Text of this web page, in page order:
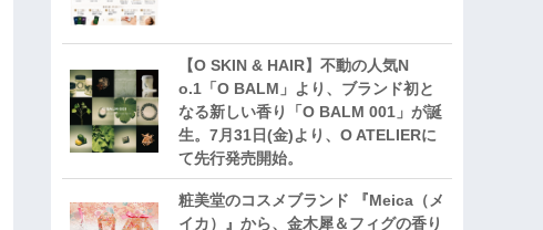
【O SKIN & HAIR】不動の人気N
o.1「O BALM」より、ブランド初と
なる新しい香り「O BALM 001」が誕
生。7月31日(金)より、O ATELIERに
て先行発売開始。
粧美堂のコスメブランド 『Meica（メ
イカ）』から、金木犀＆フィグの香り